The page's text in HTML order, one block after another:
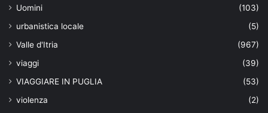
Uomini
(103)
urbanistica locale
(5)
Valle d'Itria
(967)
viaggi
(39)
VIAGGIARE IN PUGLIA
(53)
violenza
(2)